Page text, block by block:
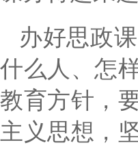
办好思政
什么人、怎
教育方针，
主义思想，